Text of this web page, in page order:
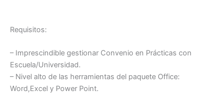
Requisitos:
– Imprescindible gestionar Convenio en Prácticas con
Escuela/Universidad.
– Nivel alto de las herramientas del paquete Office:
Word,Excel y Power Point.